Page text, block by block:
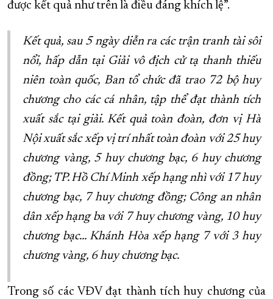
được kết quả như trên là điều đáng khích lệ”.
Kết quả, sau 5 ngày diễn ra các trận tranh tài sôi
nổi, hấp dẫn tại Giải vô địch cử tạ thanh thiếu
niên toàn quốc, Ban tổ chức đã trao 72 bộ huy
chương cho các cá nhân, tập thể đạt thành tích
xuất sắc tại giải. Kết quả toàn đoàn, đơn vị Hà
Nội xuất sắc xếp vị trí nhất toàn đoàn với 25 huy
chương vàng, 5 huy chương bạc, 6 huy chương
đồng; TP. Hồ Chí Minh xếp hạng nhì với 17 huy
chương bạc, 7 huy chương đồng; Công an nhân
dân xếp hạng ba với 7 huy chương vàng, 10 huy
chương bạc… Khánh Hòa xếp hạng 7 với 3 huy
chương vàng, 6 huy chương bạc.
Trong số các VĐV đạt thành tích huy chương của